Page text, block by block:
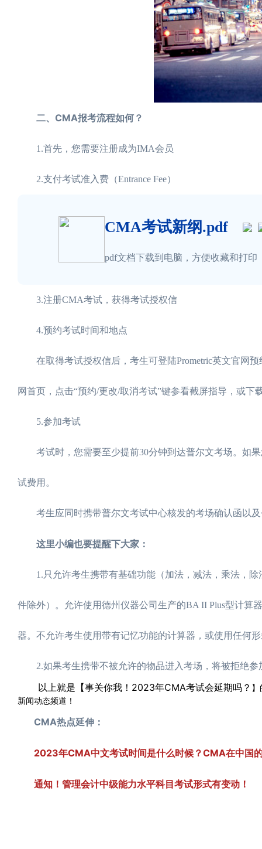
二、CMA报考流程如何？
1.首先，您需要注册成为IMA会员
2.支付考试准入费（Entrance Fee）
CMA考试新纲.pdf
pdf文档下载到电脑，方便收藏和打印
3.注册CMA考试，获得考试授权信
4.预约考试时间和地点
在取得考试授权信后，考生可登陆Prometric英文官网预
网首页，点击“预约/更改/取消考试”键参看截屏指导，或下
5.参加考试
考试时，您需要至少提前30分钟到达普尔文考场。如果
试费用。
考生应同时携带普尔文考试中心核发的考场确认函以及
这里小编也要提醒下大家：
1.只允许考生携带有基础功能（加法，减法，乘法，除
件除外）。允许使用德州仪器公司生产的BA II Plus型计算
器。不允许考生使用带有记忆功能的计算器，或使用任何
2.如果考生携带不被允许的物品进入考场，将被拒绝参
以上就是【事关你我！2023年CMA考试会延期吗？
新闻动态频道！
CMA热点延伸：
2023年CMA中文考试时间是什么时候？CMA在中国
通知！管理会计中级能力水平科目考试形式有变动！